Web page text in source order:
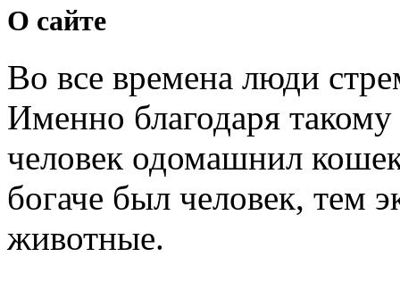
О сайте
Во все времена люди
Именно благодаря
человек одомашнил
богаче был человек, тем
животные.